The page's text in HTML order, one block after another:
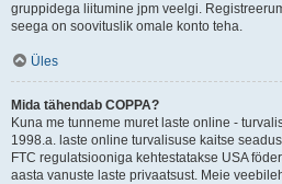
gruppidega liitumine jpm veelgi.
seega on soovituslik omale konto teha.
Üles
Mida tähendab COPPA?
Kuna me tunneme muret laste online -
1998.a. laste online turvalisuse kaitse
FTC regulatsiooniga kehtestatakse USA
aasta vanuste laste privaatsust. Meie